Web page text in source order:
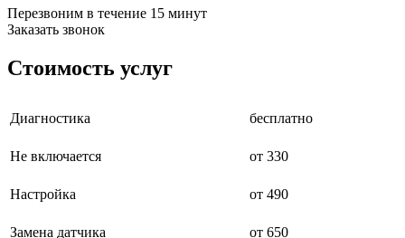
биноклей
блендеров
блоков диспетчеризации
блоков подключения
бойлеров
Перезвоним в течение 15 минут
Заказать звонок
Стоимость услуг
Диагностика бесплатно
Не включается от 330
Настройка от 490
Замена датчика от 650